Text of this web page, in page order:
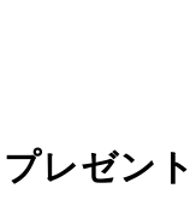
プレゼン